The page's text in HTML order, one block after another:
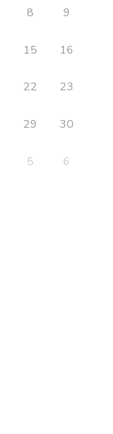
8 9
15 16
22 23
29 30
5 6